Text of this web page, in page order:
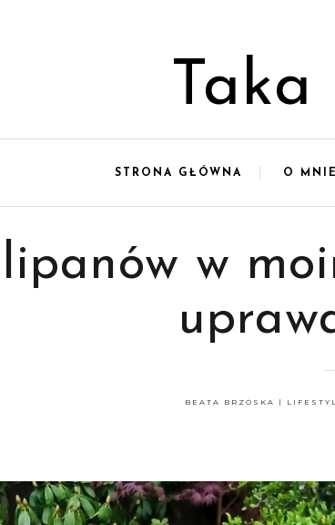
STRONA GŁÓWNA O MNIE
w
BEATA BRZÓSKA |